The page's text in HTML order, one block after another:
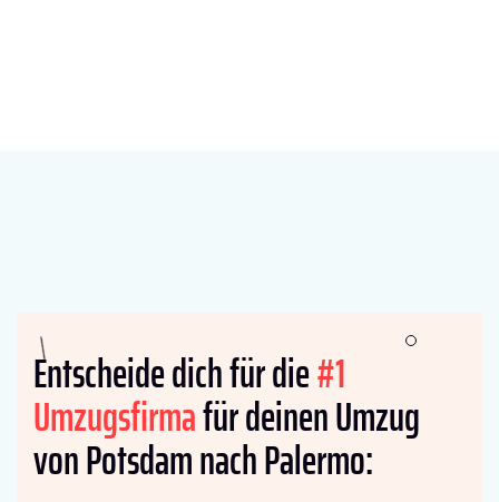
Entscheide dich für die#1
Umzugsfirmafür deinen Umzug
von Potsdam nach Palermo: